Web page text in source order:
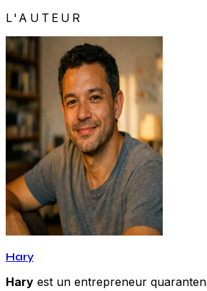
L'AUTEUR
Hary
Hary est un entrepreneur